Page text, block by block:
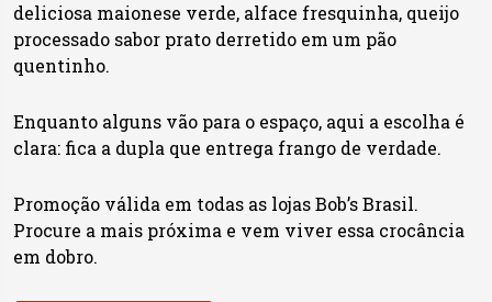
deliciosa maionese verde, alface fresquinha, queijo
processado sabor prato derretido em um pão
quentinho.
Enquanto alguns vão para o espaço, aqui a escolha é
clara: fica a dupla que entrega frango de verdade.
Promoção válida em todas as lojas Bob’s Brasil.
Procure a mais próxima e vem viver essa crocância
em dobro.